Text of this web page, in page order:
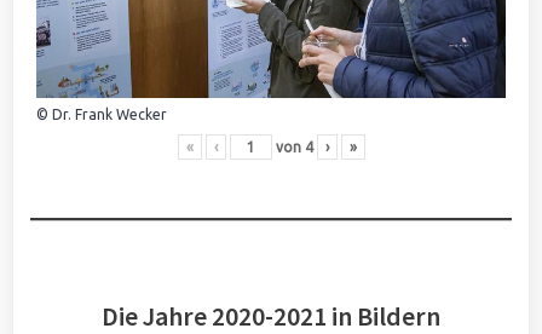
© Dr. Frank Wecker
« ‹ von 4 › »
Die Jahre 2020-2021 in Bildern